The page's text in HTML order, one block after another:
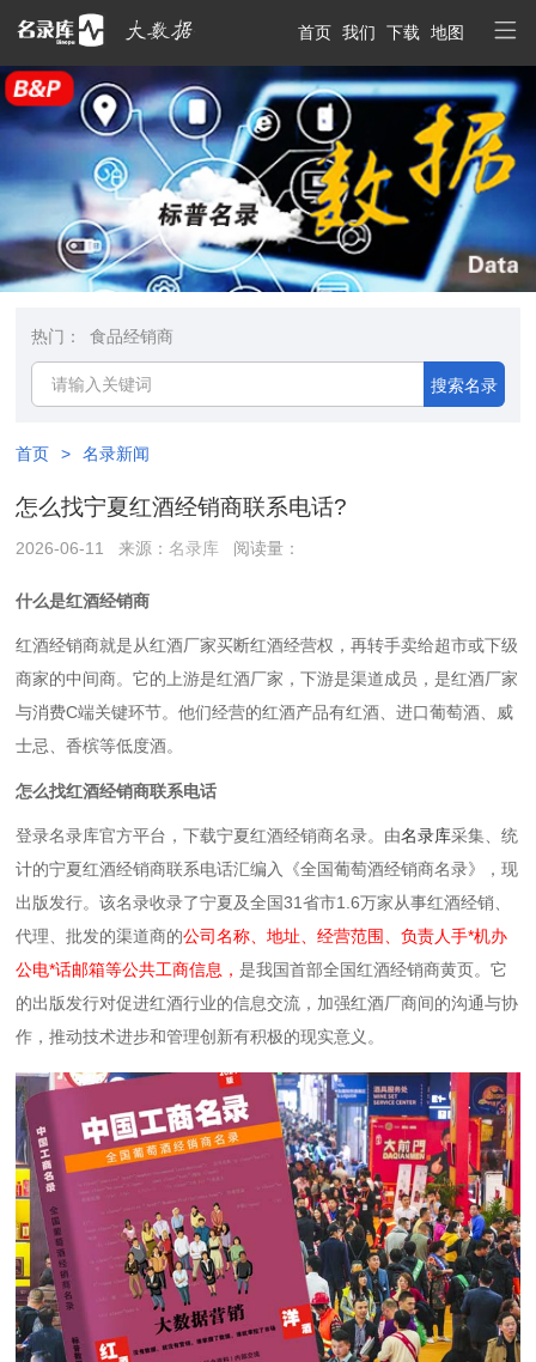
首页 我们 下载 地图
热门： 食品经销商
搜索名录
首页 > 名录新闻
怎么找宁夏红酒经销商联系电话?
2026-06-11 来源：名录库 阅读量：
什么是红酒经销商
红酒经销商就是‌从红酒厂家买断红酒经营权，再转手卖给超市或下级
商家的中间商‌。它的上游是红酒厂家，下游是渠道成员，是红酒厂家
与消费C端关键环节。他们经营的红酒产品有红酒、进口葡萄酒、威
士忌、香槟等低度酒。
怎么找红酒经销商联系电话
登录名录库官方平台，下载宁夏红酒经销商名录。 由名录库采集、统
计的宁夏红酒经销商联系电话汇编入《全国葡萄酒经销商名录》，现
出版发行。该名录收录了宁夏及全国31省市1.6万家从事红酒经销、
代理、批发的渠道商的公司名称、地址、经营范围、负责人手*机办
公电*话邮箱等公共工商信息，是我国首部全国红酒经销商黄页。它
的出版发行对促进红酒行业的信息交流，加强红酒厂商间的沟通与协
作，推动技术进步和管理创新有积极的现实意义。